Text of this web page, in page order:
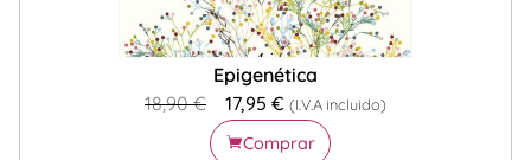
Epigenética
18,90€ 17,95 € (I.V.A incluido)
Comprar